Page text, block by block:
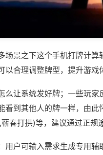
场景之下这个手机打牌计
以合理调整牌型，提升游戏
么让系统发好牌；一些玩
看到其他人的牌一样，由
春打拱)等，建议通过正规
用户可输入需求生成专用